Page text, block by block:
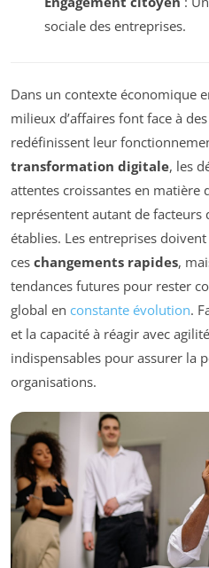
sociale des entreprises.
Dans un contexte économique
milieux d’affaires font face à
redéfinissent leur
transformation digitale, les
attentes croissantes en matière
représentent autant de
établies. Les entreprises
ces changements rapides,
tendances futures pour rester
global en constante évolution.
et la capacité à réagir avec
indispensables pour assurer la
organisations.